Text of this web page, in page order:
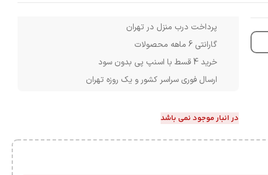
پرداخت درب منزل در تهران
گارانتی 6 ماهه محصولات
خرید 4 قسط با اسنپ پی بدون سود
ارسال فوری سراسر کشور و یک روزه تهران
در انبار موجود نمی باشد